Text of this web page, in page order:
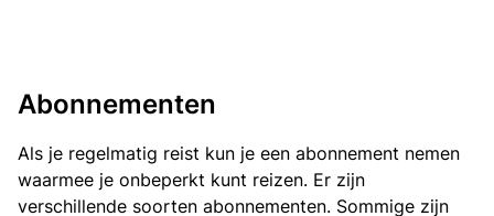
Abonnementen
Als je regelmatig reist kun je een abonnement nemen
waarmee je onbeperkt kunt reizen. Er zijn
verschillende soorten abonnementen. Sommige zijn